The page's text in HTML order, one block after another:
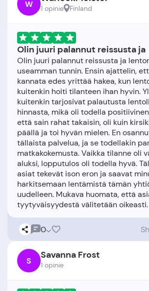
W 1 opinie Finland
Olin juuri palannut reissusta ja
Olin juuri palannut reissusta ja
useamman tunnin. Ensin ajattelin,
kannata edes yrittää hakea, kun
kuitenkin hoiti tilanteen ihan hyvin.
kuitenkin tarjosivat palautusta
hinnasta, mikä oli todella
että sain rahat takaisin, oli kuin
päällä ja toi hyvän mielen. En
tällaista palvelua, ja se todellakin
matkakokemusta. Vaikka tilanne oli
aluksi, lopputulos oli todella hyvä.
asiat tekevät ison eron ja saavat
harkitsemaan lentämistä tämän
uudelleen. Mukava huomata, että
0
S Savanna Frost
1 opinie